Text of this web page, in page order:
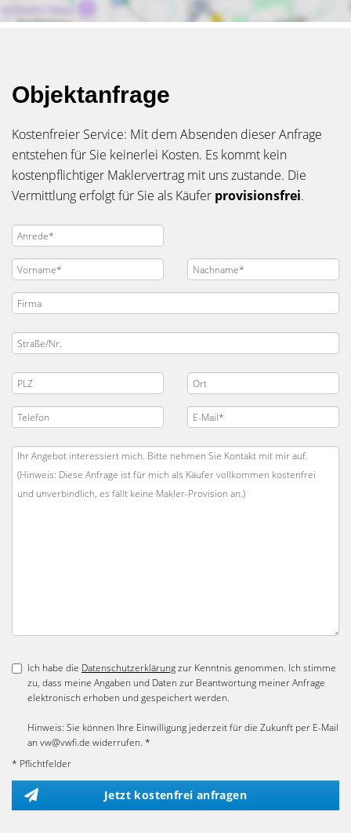
Objektanfrage
Kostenfreier Service: Mit dem Absenden dieser Anfrage
entstehen für Sie keinerlei Kosten. Es kommt kein
kostenpflichtiger Maklervertrag mit uns zustande. Die
Vermittlung erfolgt für Sie als Käufer provisionsfrei.
Ich habe die Datenschutzerklärungzur Kenntnis genommen. Ich stimme
zu, dass meine Angaben und Daten zur Beantwortung meiner Anfrage
elektronisch erhoben und gespeichert werden.
Hinweis: Sie können Ihre Einwilligung jederzeit für die Zukunft per E-Mail
an vw@vwfi.de widerrufen. *
* Pflichtfelder
Jetzt kostenfrei anfragen